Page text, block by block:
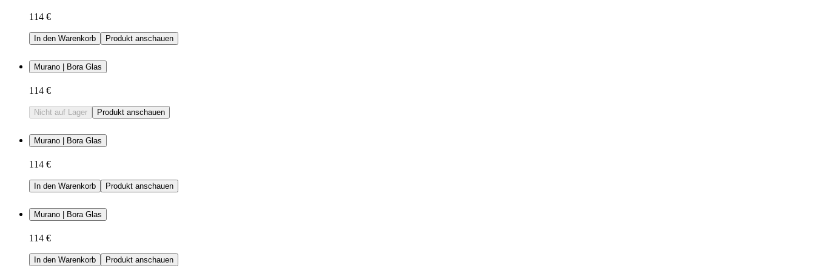
114 €
In den Warenkorb Produkt anschauen
Murano | Bora Glas
114 €
Nicht auf Lager Produkt anschauen
Murano | Bora Glas
114 €
In den Warenkorb Produkt anschauen
Murano | Bora Glas
114 €
In den Warenkorb Produkt anschauen